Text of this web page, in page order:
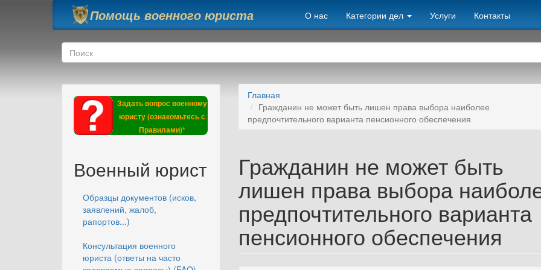
Перейти к основному содержанию
Помощь военного юриста О нас Категории дел Услуги Контакты
Форма поиска
Поиск
Задать вопрос военному
юристу (ознакомьтесь с
Правилами)*
Военный юрист
Образцы документов (исков,
заявлений, жалоб,
рапортов...)
Консультация военного
юриста (ответы на часто
Главная
Гражданин не может быть лишен права выбора наиболее
предпочтительного варианта пенсионного обеспечения
Гражданин не может быть
лишен права выбора
предпочтительного варианта
пенсионного обеспечения